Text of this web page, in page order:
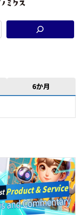
6か月